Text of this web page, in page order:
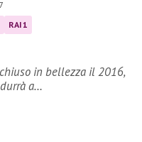
RAI1
in bellezza il 2016,
a…